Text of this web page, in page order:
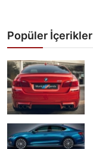
Popüler İçerikler